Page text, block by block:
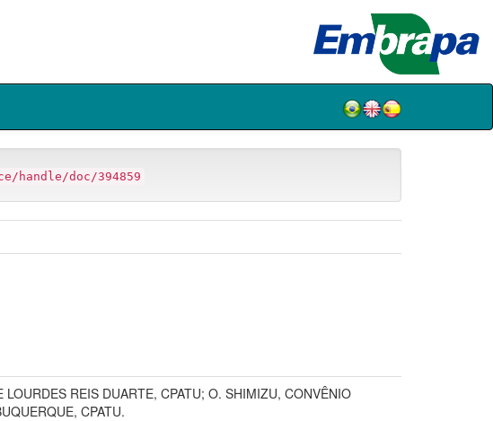
handle/doc/394859
REIS DUARTE, CPATU; O. SHIMIZU, CONVÊNIO
CPATU.